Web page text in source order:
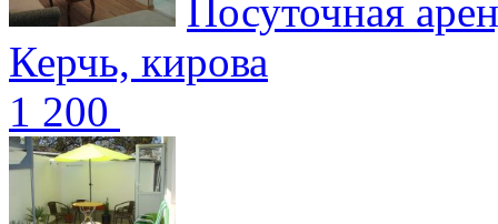
Посуточная
Керчь, кирова
1 200